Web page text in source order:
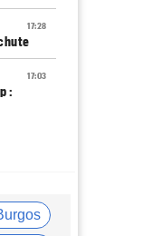
17:28
17:03
:
16:38